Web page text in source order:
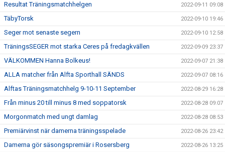
Resultat Träningsmatchhelgen 2022-09-11 09:08
TäbyTorsk 2022-09-10 19:46
Seger mot senaste segern 2022-09-10 12:58
TräningsSEGER mot starka Ceres på fredagkvällen 2022-09-09 23:37
VÄLKOMMEN Hanna Bolkeus! 2022-09-07 21:38
ALLA matcher från Alfta Sporthall SÄNDS 2022-09-07 08:16
Alftas Träningsmatchhelg 9-10-11 September 2022-08-29 16:28
Från minus 20 till minus 8 med soppatorsk 2022-08-28 09:07
Morgonmatch med ungt damlag 2022-08-28 08:53
Premiärvinst när damerna träningsspelade 2022-08-26 23:42
Damerna gör säsongspremiär i Rosersberg 2022-08-26 13:25